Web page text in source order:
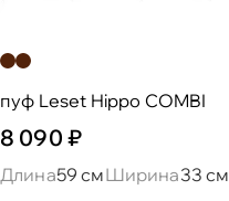
пуф Leset Hippo COMBI
8 090 ₽
Длина59 смШирина33 см